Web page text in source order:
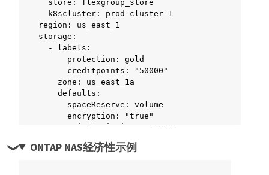
    defaults:
      spaceReserve: none
      encryption: "true"
      unixPermissions: "0755"
  - labels:
      app: wordpress
      cost: "50"
    zone: us_east_1c
    defaults:
      spaceReserve: none
      encryption: "true"
  - labels:
      app: mysqldb
  store: flexgroup_store
  k8scluster: prod-cluster-1
region: us_east_1
storage:
  - labels:
      protection: gold
      creditpoints: "50000"
    zone: us_east_1a
    defaults:
      spaceReserve: volume
      encryption: "true"
      unixPermissions: "0755"
      protection: gold
ONTAP NAS经济性示例